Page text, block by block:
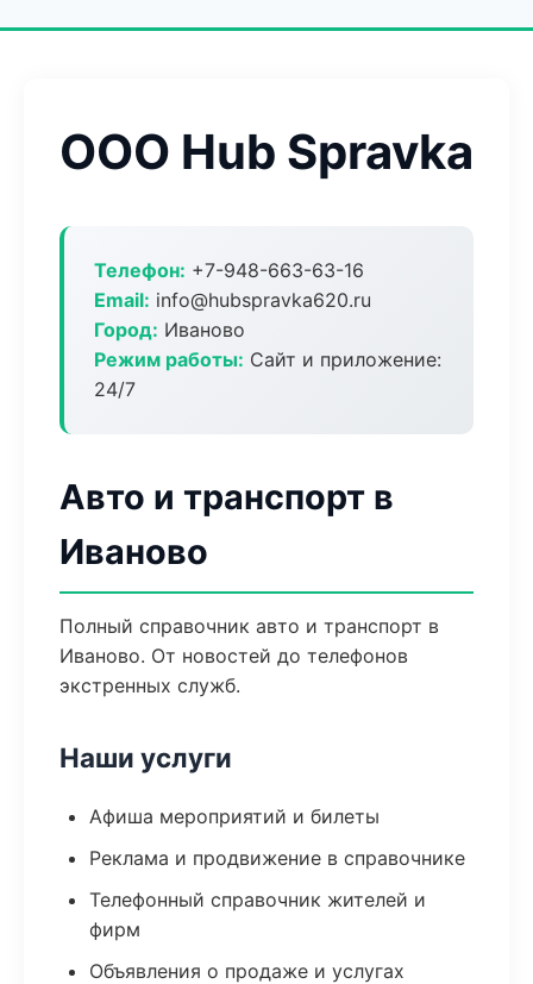
ООО Hub Spravka
Телефон: +7-948-663-63-16
Email: info@hubspravka620.ru
Город: Иваново
Режим работы: Сайт и приложение:
24/7
Авто и транспорт в
Иваново
Полный справочник авто и транспорт в
Иваново. От новостей до телефонов
экстренных служб.
Наши услуги
Афиша мероприятий и билеты
Реклама и продвижение в справочнике
Телефонный справочник жителей и
фирм
Объявления о продаже и услугах